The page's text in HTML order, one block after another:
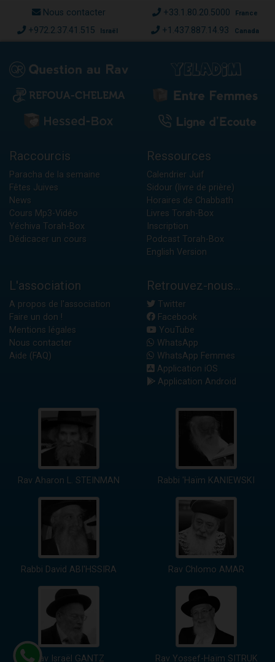
Nous contacter +33.1.80.20.5000 France
+972.2.37.41.515 Israël +1.437.887.14.93 Canada
Raccourcis
Paracha de la semaine
Fêtes Juives
News
Cours Mp3-Vidéo
Yéchiva Torah-Box
Dédicacer un cours
Ressources
Calendrier Juif
Sidour (livre de prière)
Horaires de Chabbath
Livres Torah-Box
Inscription
Podcast Torah-Box
English Version
L'association
A propos de l'association
Faire un don !
Mentions légales
Nous contacter
Aide (FAQ)
Retrouvez-nous...
Twitter
Facebook
YouTube
WhatsApp
WhatsApp Femmes
Application iOS
Application Android
Rav Aharon L. STEINMAN Rabbi 'Haïm KANIEWSKI
Rabbi David ABI'HSSIRA Rav Chlomo AMAR
Rav Israël GANTZ Rav Yossef-Haïm SITRUK